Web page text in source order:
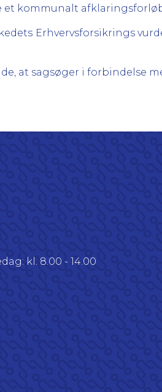
kommunalt
Erhvervsforsikrings
at sagsøger i forbindelse
kl. 8.00 - 14.00